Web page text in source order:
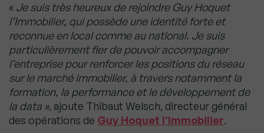
« Je suis très heureux de rejoindre Guy Hoquet
l’Immobilier, qui possède une identité forte et
reconnue en local comme au national. Je suis
particulièrement fier de pouvoir accompagner
l’entreprise pour renforcer les positions du réseau
sur le marché immobilier, à travers notamment la
formation, la performance et le développement de
la data », ajoute Thibaut Welsch, directeur général
des opérations de Guy Hoquet l’Immobilier.